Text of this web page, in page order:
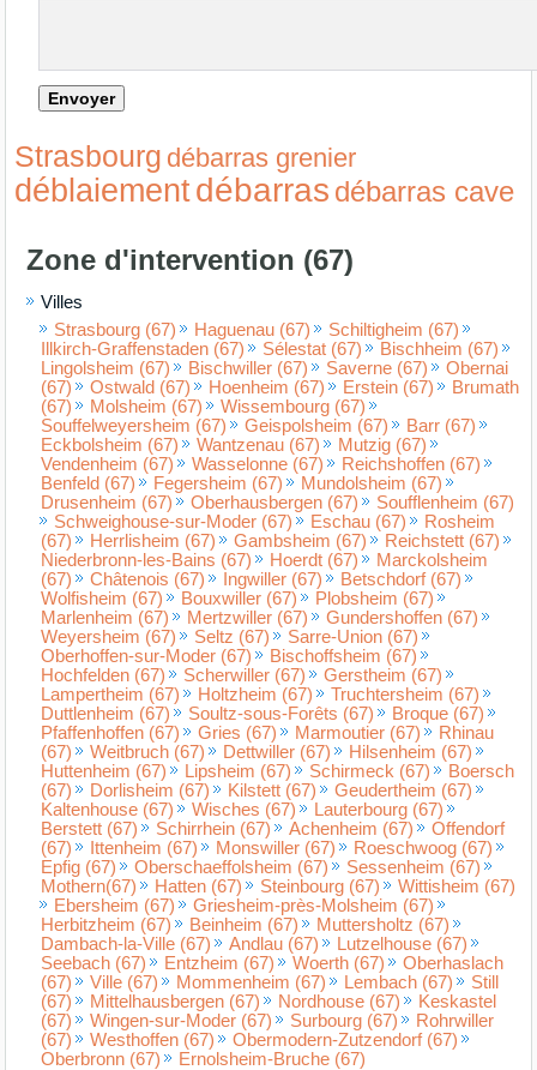
Strasbourg débarras grenier
déblaiementdébarras débarras cave
Zone d'intervention (67)
Villes
Strasbourg (67)
Haguenau (67)
Schiltigheim (67)
Illkirch-Graffenstaden (67)
Sélestat (67)
Bischheim (67)
Lingolsheim (67)
Bischwiller (67) Saverne (67)
Obernai
(67)
Ostwald (67) Hoenheim (67) Erstein (67)
Brumath
(67)
Molsheim (67)
Wissembourg (67)
Souffelweyersheim (67)
Geispolsheim (67)
Barr (67)
Eckbolsheim (67)
Wantzenau (67)
Mutzig (67)
Vendenheim (67)
Wasselonne (67)
Reichshoffen (67)
Benfeld (67)
Fegersheim (67)
Mundolsheim (67)
Drusenheim (67)
Oberhausbergen (67)
Soufflenheim (67)
Schweighouse-sur-Moder (67)
Eschau (67)
Rosheim
(67)
Herrlisheim (67) Gambsheim (67)
Reichstett (67)
Niederbronn-les-Bains (67)
Hoerdt (67)
Marckolsheim
(67)
Châtenois (67) Ingwiller (67)
Betschdorf (67)
Wolfisheim (67)
Bouxwiller (67)
Plobsheim (67)
Marlenheim (67)
Mertzwiller (67)
Gundershoffen (67)
Weyersheim (67)
Seltz (67)
Sarre-Union (67)
Oberhoffen-sur-Moder (67)
Bischoffsheim (67)
Hochfelden (67)
Scherwiller (67)
Gerstheim (67)
Lampertheim (67)
Holtzheim (67)
Truchtersheim (67)
Duttlenheim (67)
Soultz-sous-Forêts (67)
Broque (67)
Pfaffenhoffen (67)
Gries (67) Marmoutier (67)
Rhinau
(67)
Weitbruch (67) Dettwiller (67)
Hilsenheim (67)
Huttenheim (67)
Lipsheim (67) Schirmeck (67)
Boersch
(67)
Dorlisheim (67) Kilstett (67)
Geudertheim (67)
Kaltenhouse (67)
Wisches (67)
Lauterbourg (67)
Berstett (67)
Schirrhein (67) Achenheim (67)
Offendorf
(67)
Ittenheim (67) Monswiller (67)
Roeschwoog (67)
Epfig (67)
Oberschaeffolsheim (67)
Sessenheim (67)
Mothern(67)
Hatten (67) Steinbourg (67)
Wittisheim (67)
Ebersheim (67)
Griesheim-près-Molsheim (67)
Herbitzheim (67)
Beinheim (67)
Muttersholtz (67)
Dambach-la-Ville (67)
Andlau (67)
Lutzelhouse (67)
Seebach (67)
Entzheim (67) Woerth (67)
Oberhaslach
(67)
Ville (67) Mommenheim (67) Lembach (67)
Still
(67)
Mittelhausbergen (67) Nordhouse (67)
Keskastel
(67)
Wingen-sur-Moder (67) Surbourg (67)
Rohrwiller
(67)
Westhoffen (67)
Obermodern-Zutzendorf (67)
Oberbronn (67)
Ernolsheim-Bruche (67)